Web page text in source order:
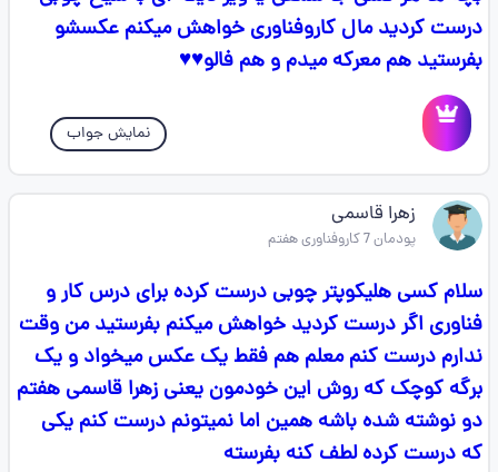
درست کردید مال کاروفناوری خواهش میکنم عکسشو
بفرستید هم معرکه میدم و هم فالو♥️♥️
نمایش جواب
زهرا قاسمی
پودمان 7 کاروفناوری هفتم
سلام کسی هلیکوپتر چوبی درست کرده برای درس کار و
فناوری اگر درست کردید خواهش میکنم بفرستید من وقت
ندارم درست کنم معلم هم فقط یک عکس میخواد و یک
برگه کوچک که روش این خودمون یعنی زهرا قاسمی هفتم
دو نوشته شده باشه همین اما نمیتونم درست کنم یکی
که درست کرده لطف کنه بفرسته